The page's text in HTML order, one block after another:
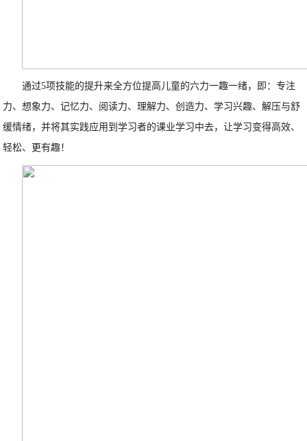
通过5项技能的提升来全方位提高儿童的六力一趣一绪，即：专注
力、想象力、记忆力、阅读力、理解力、创造力、学习兴趣、解压与舒
缓情绪，并将其实践应用到学习者的课业学习中去，让学习变得高效、
轻松、更有趣！